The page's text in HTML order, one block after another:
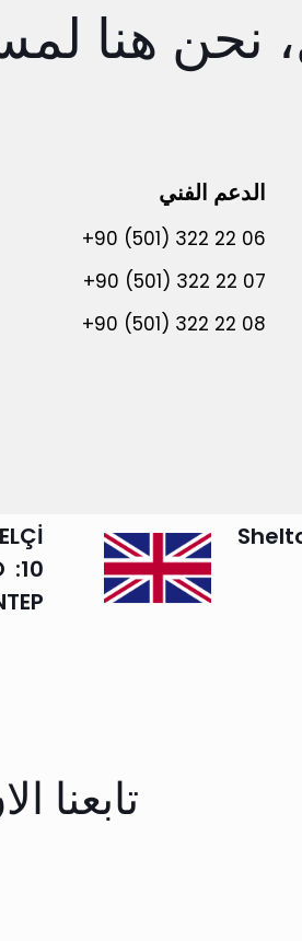
نحن هنا
الدعم الفني
+90 (501) 322 22 06
+90 (501) 322 22 07
+90 (501) 322 22 08
71-
:10
تابعنا